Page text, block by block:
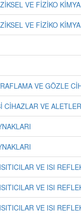
VE FİZİKO
VE FİZİKO
VE GÖZLE
CİHAZLAR VE
VE ISI
VE ISI
VE ISI